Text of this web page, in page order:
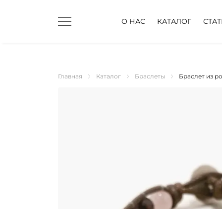
О НАС КАТАЛОГ
Главная Каталог Браслеты Браслет из